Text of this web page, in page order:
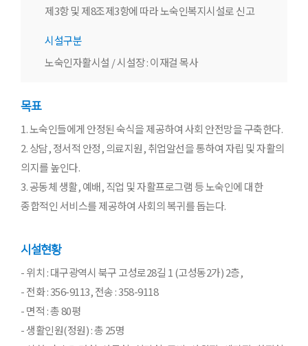
제3항 및 제8조제3항에 따라 노숙인복지시설로 신고
시설구분
노숙인자활시설 / 시설장 : 이재걸 목사
목표
1. 노숙인들에게 안정된 숙식을 제공하여 사회 안전망을 구축한다.
2. 상담, 정서적 안정, 의료지원, 취업알선을 통하여 자립 및 자활의
의지를 높인다.
3. 공동체 생활, 예배, 직업 및 자활프로그램 등 노숙인에 대한
종합적인 서비스를 제공하여 사회의 복귀를 돕는다.
시설현황
- 위치 : 대구광역시 북구 고성로28길 1 (고성동2가) 2층,
- 전화 : 356-9113, 전송 : 358-9118
- 면적 : 총 80평
- 생활인원(정원) : 총 25명